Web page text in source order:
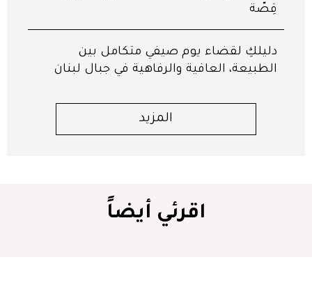
قِصّة
دليلكِ لقضاء يوم صيفي متكامل بين
الطبيعة، العافية والرفاهية في جبال لبنان
المزيد
اقرئي أيضاً